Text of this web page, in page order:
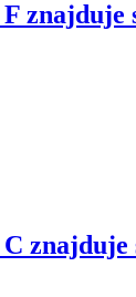
znajduje
znajduje